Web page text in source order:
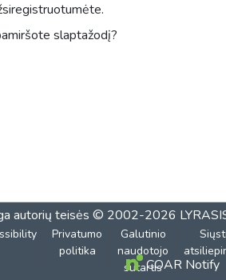
slaptažodį?
autorių teisės © 2002-2026
Privatumo
politika
Galutinio
naudotojo
sutartisCOAR Notify